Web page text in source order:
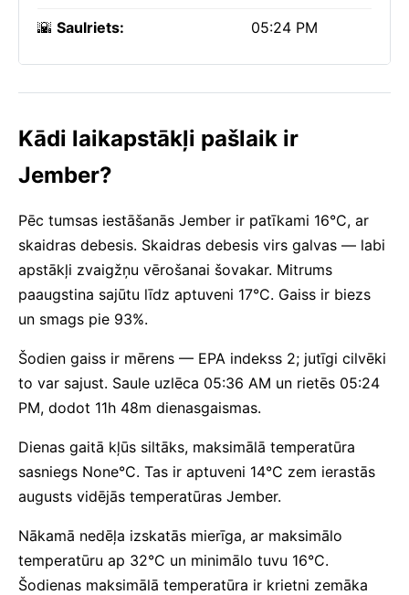
🌇 Saulriets: 05:24 PM
Kādi laikapstākļi pašlaik ir
Jember?
Pēc tumsas iestāšanās Jember ir patīkami 16°C, ar
skaidras debesis. Skaidras debesis virs galvas — labi
apstākļi zvaigžņu vērošanai šovakar. Mitrums
paaugstina sajūtu līdz aptuveni 17°C. Gaiss ir biezs
un smags pie 93%.
Šodien gaiss ir mērens — EPA indekss 2; jutīgi cilvēki
to var sajust. Saule uzlēca 05:36 AM un rietēs 05:24
PM, dodot 11h 48m dienasgaismas.
Dienas gaitā kļūs siltāks, maksimālā temperatūra
sasniegs None°C. Tas ir aptuveni 14°C zem ierastās
augusts vidējās temperatūras Jember.
Nākamā nedēļa izskatās mierīga, ar maksimālo
temperatūru ap 32°C un minimālo tuvu 16°C.
Šodienas maksimālā temperatūra ir krietni zemāka